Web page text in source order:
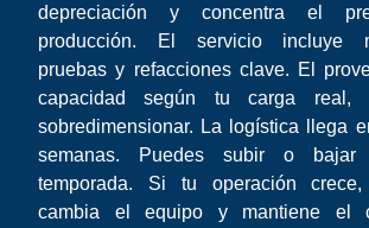
depreciación y concentra el
producción. El servicio incluye
pruebas y refacciones clave. El
capacidad según tu carga
sobredimensionar. La logística llega
semanas. Puedes subir o bajar
temporada. Si tu operación
cambia el equipo y mantiene el